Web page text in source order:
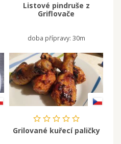
Listové pindruše z
Griflovače
doba přípravy: 30m
Grilované kuřecí paličky